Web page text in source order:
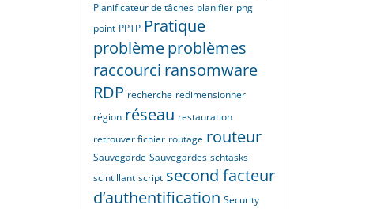
Planificateur de tâches planifier png
point PPTP Pratique
problèmeproblèmes
raccourci ransomware
RDP recherche redimensionner
région réseau restauration
retrouver fichier routage routeur
Sauvegarde Sauvegardes schtasks
scintillant script second facteur
d’authentification Security